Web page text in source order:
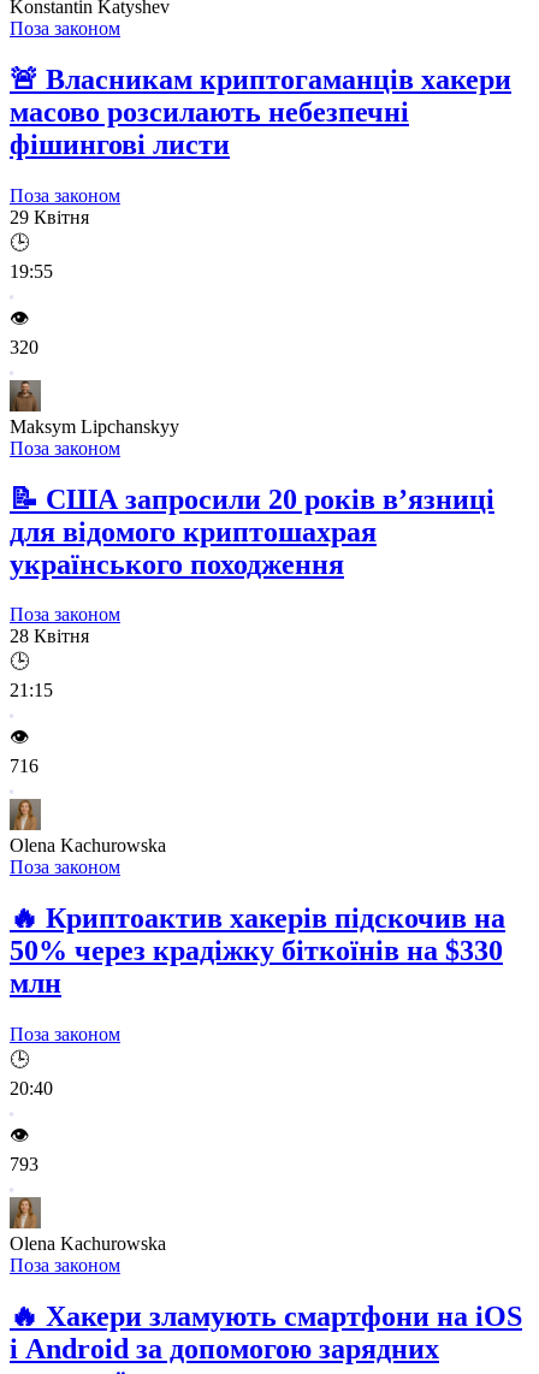
Konstantin Katyshev
Поза законом
🚨 Власникам криптогаманців хакери
масово розсилають небезпечні
фішингові листи
Поза законом
29 Квітня
🕒
19:55
👁️
320
Maksym Lipchanskyy
Поза законом
📝 США запросили 20 років в’язниці
для відомого криптошахрая
українського походження
Поза законом
28 Квітня
🕒
21:15
👁️
716
Olena Kachurowska
Поза законом
🔥 Криптоактив хакерів підскочив на
50% через крадіжку біткоїнів на $330
млн
Поза законом
🕒
20:40
👁️
793
Olena Kachurowska
Поза законом
🔥 Хакери зламують смартфони на iOS
і Android за допомогою зарядних